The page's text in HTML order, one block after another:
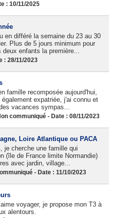
: 10/11/2025
en différé la semaine du 23 au 30
Plus de 5 jours minimum pour
enfants la première...
: 28/11/2023
famille recomposée aujourd'hui,
expatriée, j'ai connu et
vacances sympas...
communiqué - Date : 08/11/2023
Loire Atlantique ou PACA
je cherche une famille qui
(île de France limite Normandie)
avec jardin, village...
- Date : 11/10/2023
voyager, je propose mon T3 à
alentours.